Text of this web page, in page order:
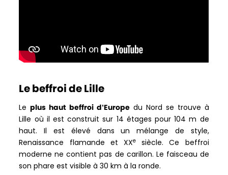
Le beffroi de Lille
Leplus haut beffroi d’Europe du Nord se trouve à
Lille où il est construit sur 14 étages pour 104 m de
haut. Il est élevé dans un mélange de style,
Renaissance flamande et XXe
siècle. Ce beffroi
moderne ne contient pas de carillon. Le faisceau de
son phare est visible à 30 km à la ronde.